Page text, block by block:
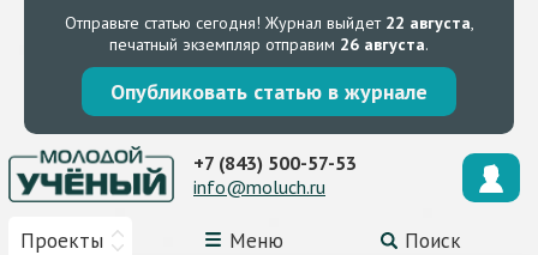
Отправьте статью сегодня! Журнал выйдет 22 августа,
печатный экземпляр отправим 26 августа.
Опубликовать статью в журнале
Проекты Меню Поиск
+7 (843) 500-57-53
info@moluch.ru